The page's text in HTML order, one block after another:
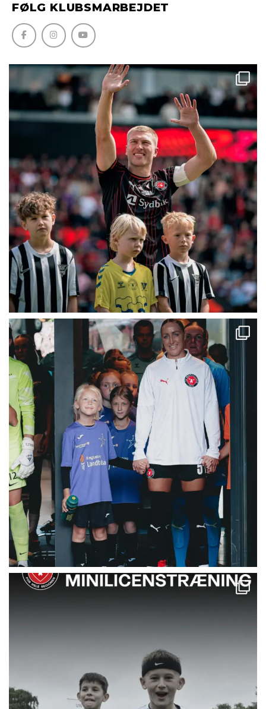
FØLG KLUBSMARBEJDET